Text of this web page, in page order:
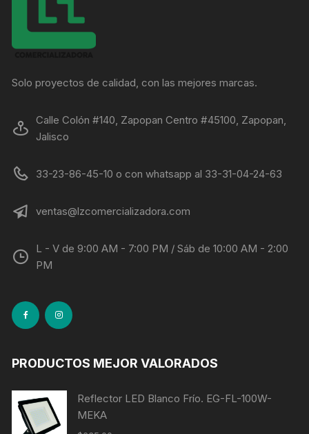
Solo proyectos de calidad, con las mejores marcas.
Calle Colón #140, Zapopan Centro #45100, Zapopan,
Jalisco
33-23-86-45-10 o con whatsapp al 33-31-04-24-63
ventas@lzcomercializadora.com
L - V de 9:00 AM - 7:00 PM / Sáb de 10:00 AM - 2:00
PM
PRODUCTOS MEJOR VALORADOS
Reflector LED Blanco Frío. EG-FL-100W-
MEKA